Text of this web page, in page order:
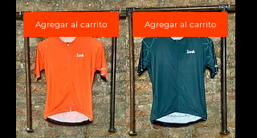
Agregar al carrito Agregar al carrito